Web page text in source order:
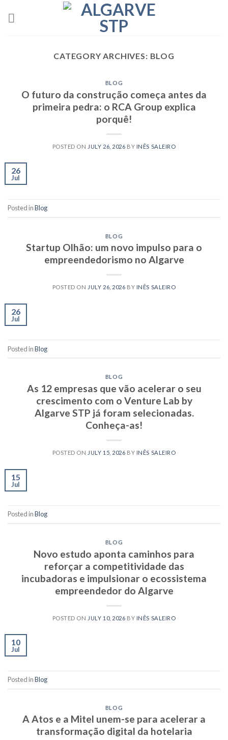
CATEGORY ARCHIVES: BLOG
BLOG
O futuro da construção começa antes da
primeira pedra: o RCA Group explica
porquê!
POSTED ON JULY 26, 2026 BY INÊS SALEIRO
26
Jul
Posted inBlog
BLOG
Startup Olhão: um novo impulso para o
empreendedorismo no Algarve
POSTED ON JULY 26, 2026 BY INÊS SALEIRO
26
Jul
Posted inBlog
BLOG
As 12 empresas que vão acelerar o seu
crescimento com o Venture Lab by
Algarve STP já foram selecionadas.
Conheça-as!
POSTED ON JULY 15, 2026 BY INÊS SALEIRO
15
Jul
Posted inBlog
BLOG
Novo estudo aponta caminhos para
reforçar a competitividade das
incubadoras e impulsionar o ecossistema
empreendedor do Algarve
POSTED ON JULY 10, 2026 BY INÊS SALEIRO
10
Jul
Posted inBlog
BLOG
A Atos e a Mitel unem-se para acelerar a
transformação digital da hotelaria